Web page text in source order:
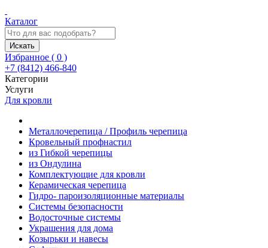
Каталог
Искать
Избранное ( 0 )
+7 (8412) 466-840
Категории
Услуги
Для кровли
Металлочерепица / Профиль черепица
Кровельный профнастил
из Гибкой черепицы
из Ондулина
Комплектующие для кровли
Керамическая черепица
Гидро- пароизоляционные материалы
Системы безопасности
Водосточные системы
Украшения для дома
Козырьки и навесы